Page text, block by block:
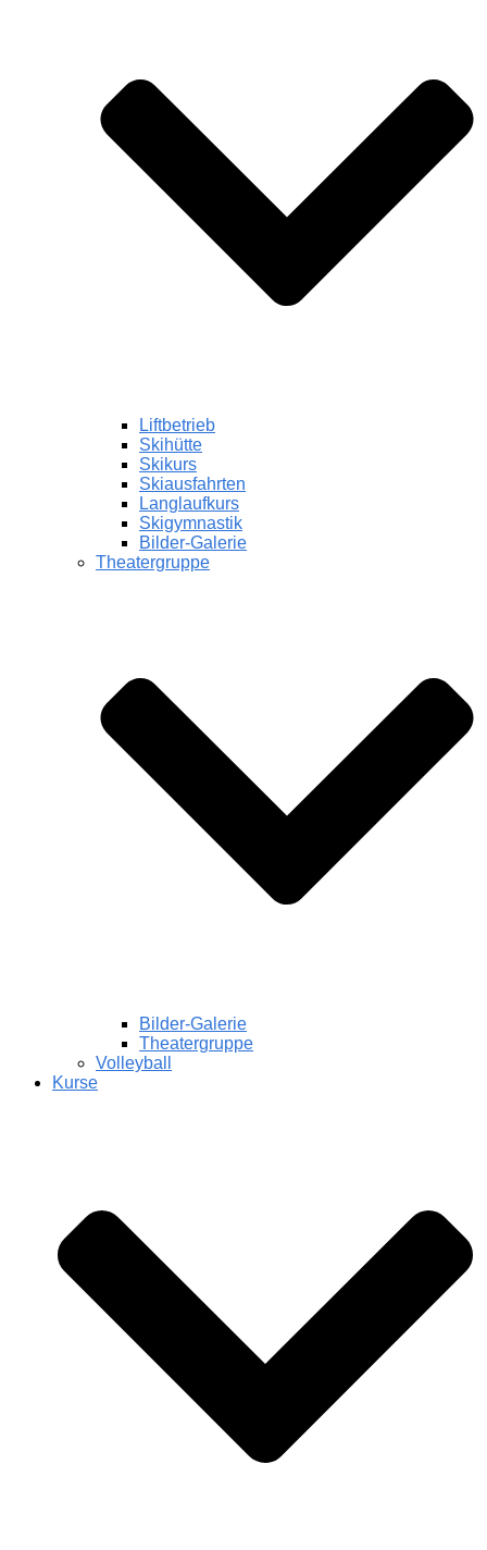
Liftbetrieb
Skihütte
Skikurs
Skiausfahrten
Langlaufkurs
Skigymnastik
Bilder-Galerie
Theatergruppe
Bilder-Galerie
Theatergruppe
Volleyball
Kurse